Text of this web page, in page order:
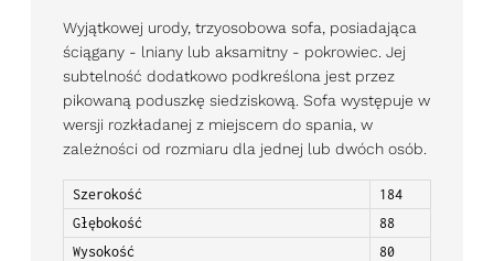
Wyjątkowej urody, trzyosobowa sofa, posiadająca
ściągany - lniany lub aksamitny - pokrowiec. Jej
subtelność dodatkowo podkreślona jest przez
pikowaną poduszkę siedziskową. Sofa występuje w
wersji rozkładanej z miejscem do spania, w
zależności od rozmiaru dla jednej lub dwóch osób.
Szerokość
184
Głębokość
88
Wysokość
80